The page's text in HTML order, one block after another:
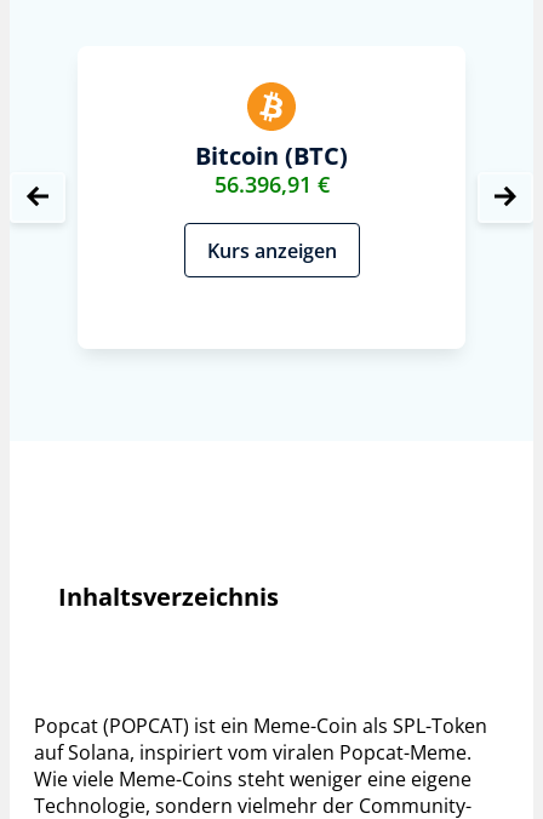
Bitcoin (BTC)
56.396,91 €
Kurs anzeigen
Inhaltsverzeichnis
Popcat (POPCAT) ist ein Meme-Coin als SPL-Token
auf Solana, inspiriert vom viralen Popcat-Meme.
Wie viele Meme-Coins steht weniger eine eigene
Technologie, sondern vielmehr der Community-